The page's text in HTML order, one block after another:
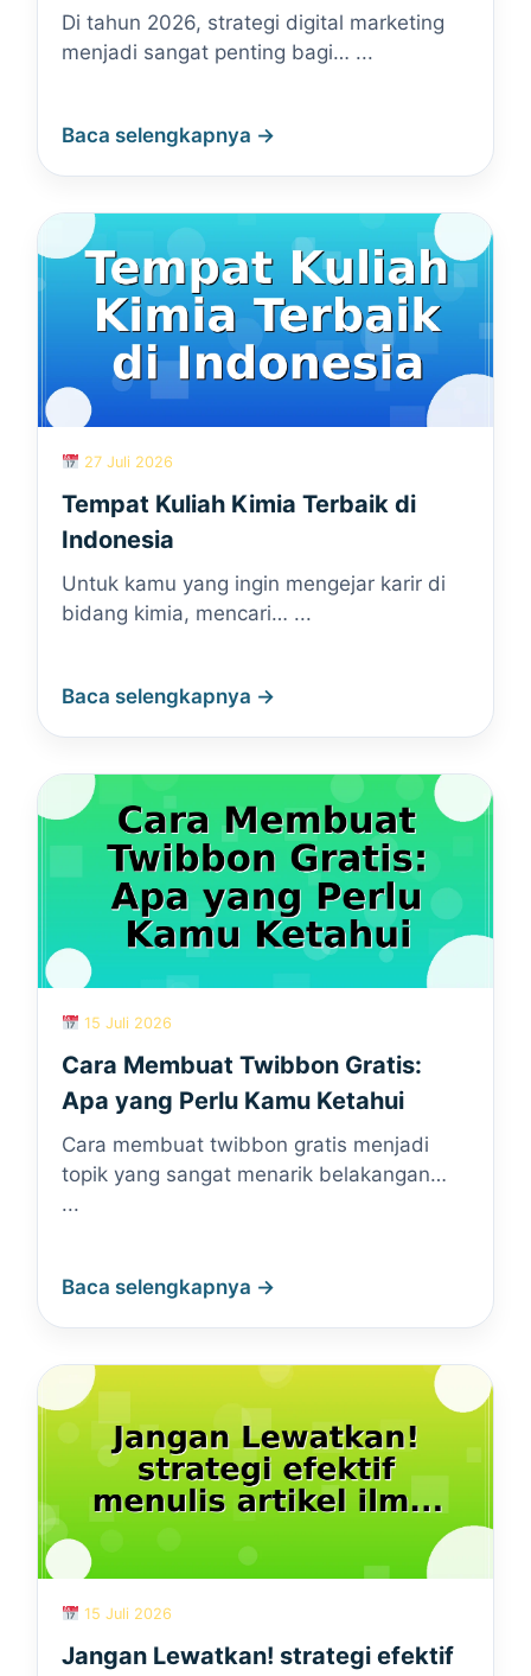
Di tahun 2026, strategi digital marketing
menjadi sangat penting bagi… ...
Baca selengkapnya →
27 Juli 2026
Tempat Kuliah Kimia Terbaik di
Indonesia
Untuk kamu yang ingin mengejar karir di
bidang kimia, mencari… ...
Baca selengkapnya →
15 Juli 2026
Cara Membuat Twibbon Gratis:
Apa yang Perlu Kamu Ketahui
Cara membuat twibbon gratis menjadi
topik yang sangat menarik belakangan…
...
Baca selengkapnya →
15 Juli 2026
Jangan Lewatkan! strategi efektif